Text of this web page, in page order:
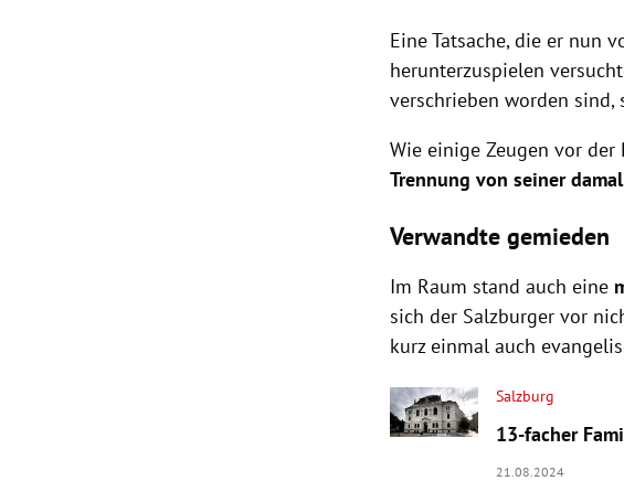
Eine Tatsache, die er nun
herunterzuspielen
verschrieben worden
Wie einige Zeugen vor
Trennung von seiner
Verwandte gemieden
Im Raum stand auch eine
sich der Salzburger vor
kurz einmal auch
Salzburg
13-facher
21.08.2024